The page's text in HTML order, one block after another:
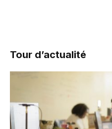
Tour d’actualité